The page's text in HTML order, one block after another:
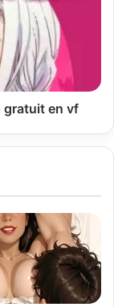
gratuit en vf